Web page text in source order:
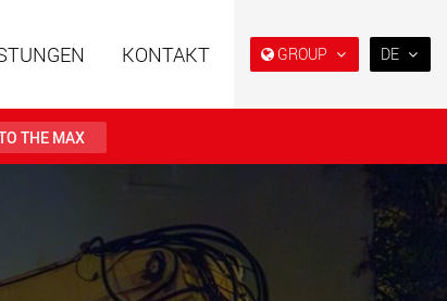
GROUP
15 t bis 123 t
Semi-Tieflader und Tieflader,
konzipiert für den US-Markt.
www.maxtrailer.us
DE
日本
PT
KONTAKT
THE MAX